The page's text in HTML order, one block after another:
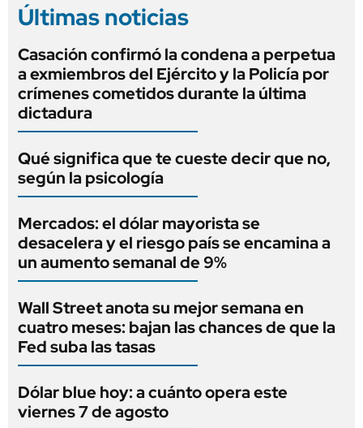
Últimas noticias
Casación confirmó la condena a perpetua
a exmiembros del Ejército y la Policía por
crímenes cometidos durante la última
dictadura
Qué significa que te cueste decir que no,
según la psicología
Mercados: el dólar mayorista se
desacelera y el riesgo país se encamina a
un aumento semanal de 9%
Wall Street anota su mejor semana en
cuatro meses: bajan las chances de que la
Fed suba las tasas
Dólar blue hoy: a cuánto opera este
viernes 7 de agosto